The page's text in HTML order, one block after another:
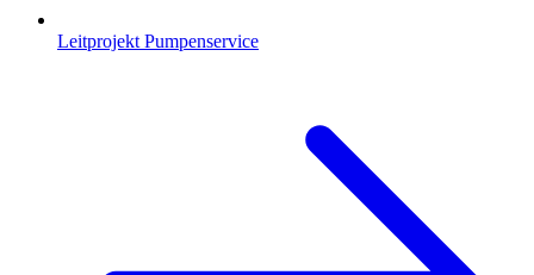
Leitprojekt Pumpenservice